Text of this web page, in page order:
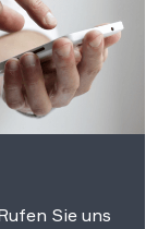
Sie uns